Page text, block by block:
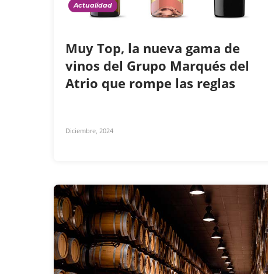
Actualidad
Muy Top, la nueva gama de
vinos del Grupo Marqués del
Atrio que rompe las reglas
Diciembre, 2024